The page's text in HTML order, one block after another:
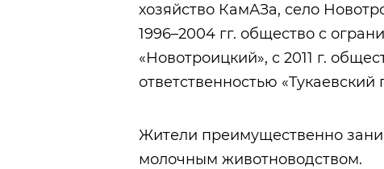
хозяйство КамАЗа, село
1996–2004 гг. общество с
«Новотроицкий», с 2011 г.
ответственностью
Жители преимущественно
молочным животноводством.